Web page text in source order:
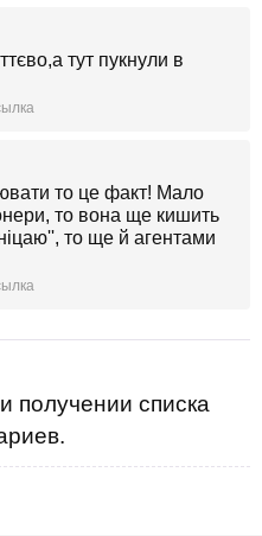
тут пукнули в
то це факт! Мало
то вона ще кишить
то ще й агентами
получении списка